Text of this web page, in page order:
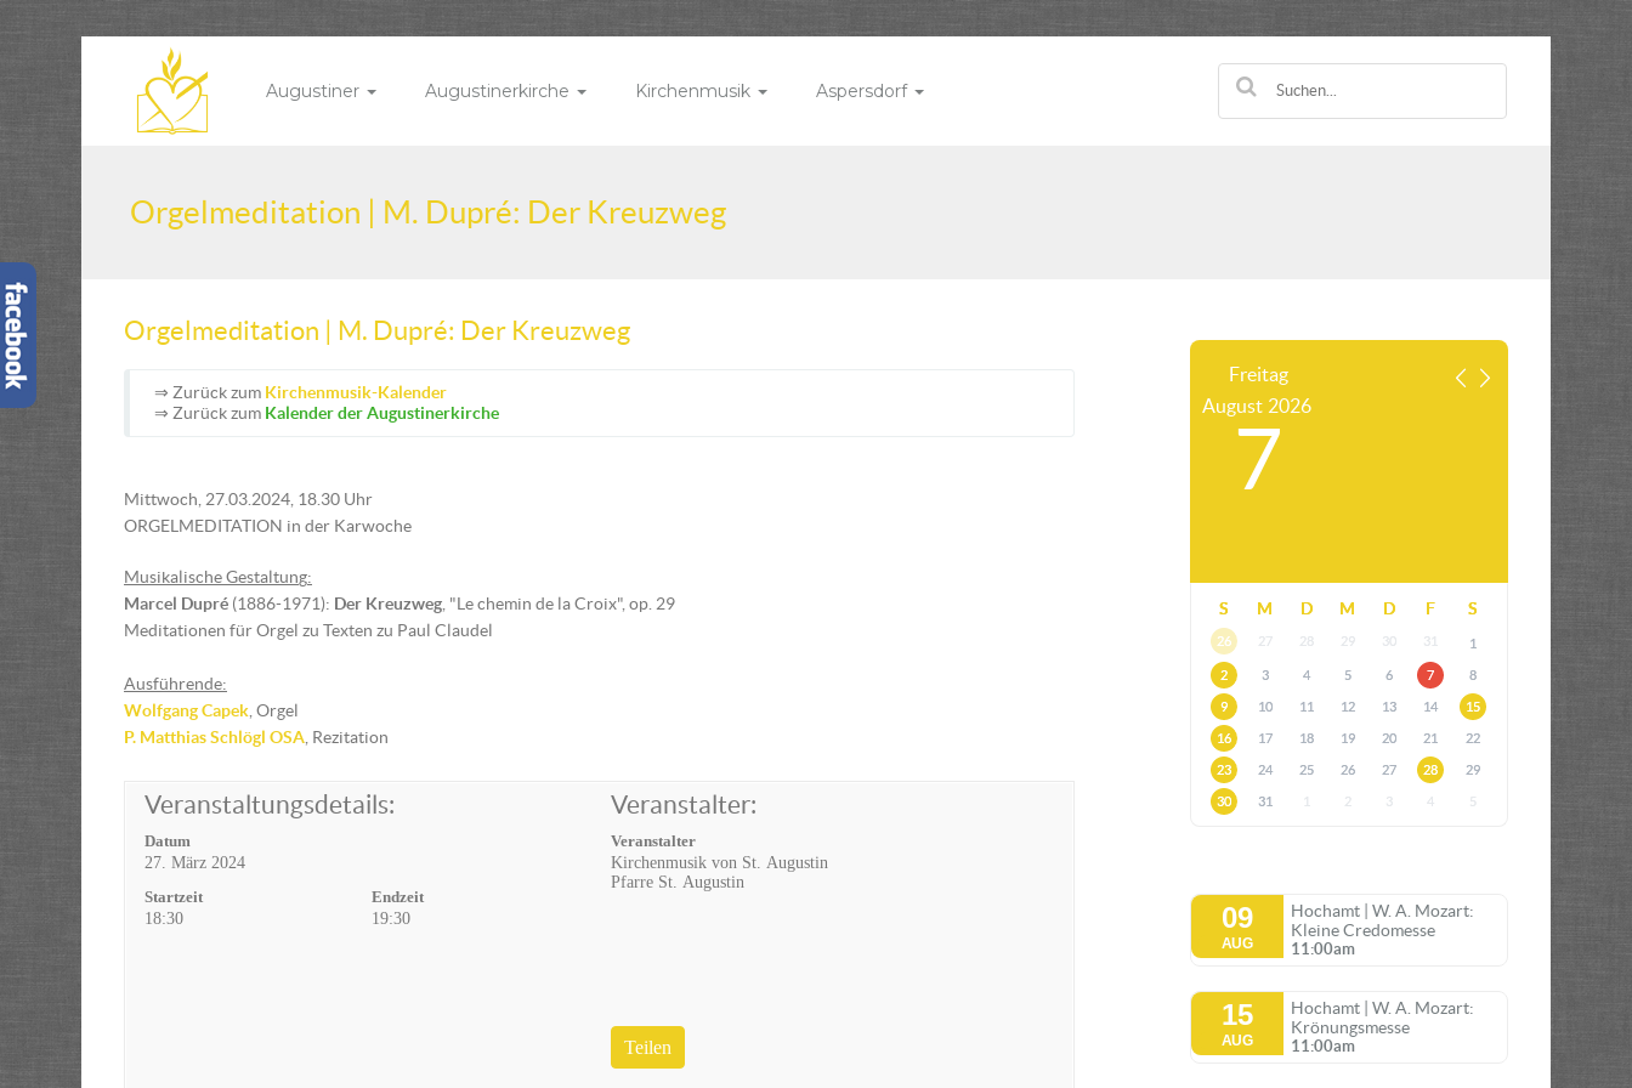
Augustiner Augustinerkirche Kirchenmusik Aspersdorf
Orgelmeditation | M. Dupré: Der Kreuzweg
Orgelmeditation | M. Dupré: Der Kreuzweg
⇒ Zurück zum Kirchenmusik-Kalender
⇒ Zurück zum Kalender der Augustinerkirche
Mittwoch, 27.03.2024, 18.30 Uhr
ORGELMEDITATION in der Karwoche
Musikalische Gestaltung:
Marcel Dupré (1886-1971): Der Kreuzweg , "Le chemin de la Croix", op. 29
Meditationen für Orgel zu Texten zu Paul Claudel
Ausführende:
Wolfgang Capek , Orgel
P. Matthias Schlögl OSA , Rezitation
Veranstaltungsdetails:
Datum
27. März 2024
Startzeit
18:30
Endzeit
19:30
Veranstalter:
Veranstalter
Kirchenmusik von St. Augustin
Pfarre St. Augustin
Teilen
Freitag
August 2026
7
S M D M D F S
26 27 28 29 30 31 1
2 3 4 5 6 7 8
9 10 11 12 13 14 15
16 17 18 19 20 21 22
23 24 25 26 27 28 29
30 31 1 2 3 4 5
09
AUG
Hochamt | W. A. Mozart:
Kleine Credomesse
11:00am
15
AUG
Hochamt | W. A. Mozart:
Krönungsmesse
11:00am